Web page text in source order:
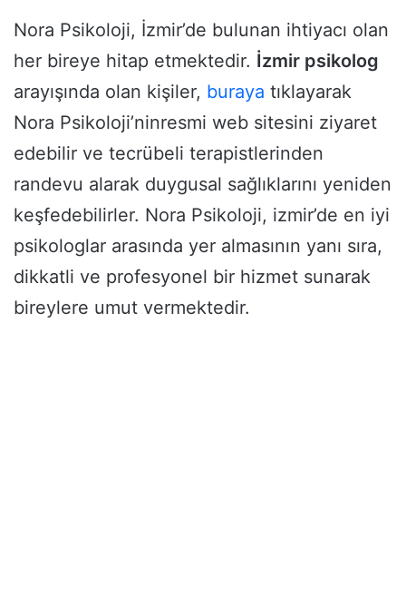
Nora Psikoloji, İzmir’de bulunan ihtiyacı olan
her bireye hitap etmektedir. İzmir psikolog
arayışında olan kişiler, buraya tıklayarak
Nora Psikoloji’ninresmi web sitesini ziyaret
edebilir ve tecrübeli terapistlerinden
randevu alarak duygusal sağlıklarını yeniden
keşfedebilirler. Nora Psikoloji, izmir’de en iyi
psikologlar arasında yer almasının yanı sıra,
dikkatli ve profesyonel bir hizmet sunarak
bireylere umut vermektedir.